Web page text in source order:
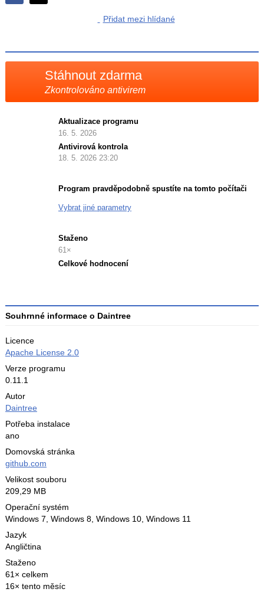
Sdílejte
Přidat mezi hlídané
Stáhnout zdarma
Zkontrolováno antivirem
Aktualizace programu
16. 5. 2026
Antivirová kontrola
18. 5. 2026 23:20
Program pravděpodobně spustíte na tomto počítači
Vybrat jiné parametry
Staženo
61×
Celkové hodnocení
Souhrnné informace o Daintree
Licence
Apache License 2.0
Verze programu
0.11.1
Autor
Daintree
Potřeba instalace
ano
Domovská stránka
github.com
Velikost souboru
209,29 MB
Operační systém
Windows 7, Windows 8, Windows 10, Windows 11
Jazyk
Angličtina
Staženo
61× celkem
16× tento měsíc